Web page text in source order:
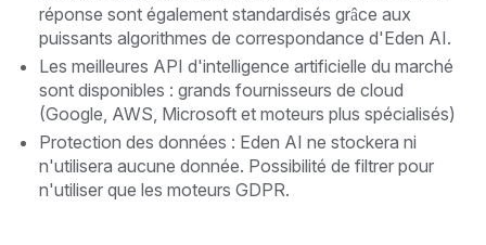
réponse sont également standardisés grâce aux
puissants algorithmes de correspondance d'Eden AI.
Les meilleures API d'intelligence artificielle du marché
sont disponibles : grands fournisseurs de cloud
(Google, AWS, Microsoft et moteurs plus spécialisés)
Protection des données : Eden AI ne stockera ni
n'utilisera aucune donnée. Possibilité de filtrer pour
n'utiliser que les moteurs GDPR.